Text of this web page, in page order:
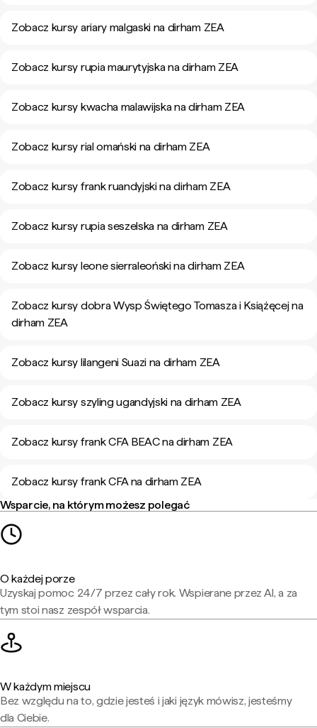
Zobacz kursy ariary malgaski na dirham ZEA
Zobacz kursy rupia maurytyjska na dirham ZEA
Zobacz kursy kwacha malawijska na dirham ZEA
Zobacz kursy rial omański na dirham ZEA
Zobacz kursy frank ruandyjski na dirham ZEA
Zobacz kursy rupia seszelska na dirham ZEA
Zobacz kursy leone sierraleoński na dirham ZEA
Zobacz kursy dobra Wysp Świętego Tomasza i Książęcej na
dirham ZEA
Zobacz kursy lilangeni Suazi na dirham ZEA
Zobacz kursy szyling ugandyjski na dirham ZEA
Zobacz kursy frank CFA BEAC na dirham ZEA
Zobacz kursy frank CFA na dirham ZEA
Wsparcie, na którym możesz polegać
O każdej porze
Uzyskaj pomoc 24/7 przez cały rok. Wspierane przez AI, a za
tym stoi nasz zespół wsparcia.
W każdym miejscu
Bez względu na to, gdzie jesteś i jaki język mówisz, jesteśmy
dla Ciebie.